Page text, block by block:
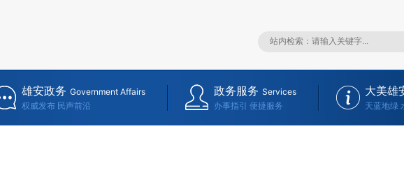
雄安政务 Government Affairs
权威发布 民声前沿
政务服务 Services
办事指引 便捷服务
大美雄
天蓝地绿